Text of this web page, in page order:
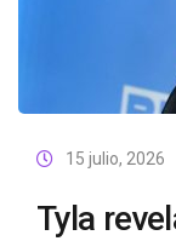
15 julio, 2026
Tyla